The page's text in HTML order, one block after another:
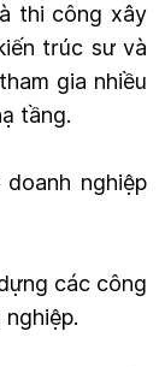
thi công xây
trúc sư và
gia nhiều
tầng.
nghiệp
các công